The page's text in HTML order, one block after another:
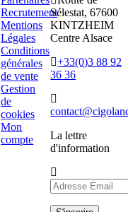
Recrutement
Mentions
Légales
Conditions
générales
de vente
Gestion
de
cookies
Mon
compte
Sélestat, 67600
KINTZHEIM
Centre Alsace
+33(0)3 88 92
36 36
La lettre
d'information